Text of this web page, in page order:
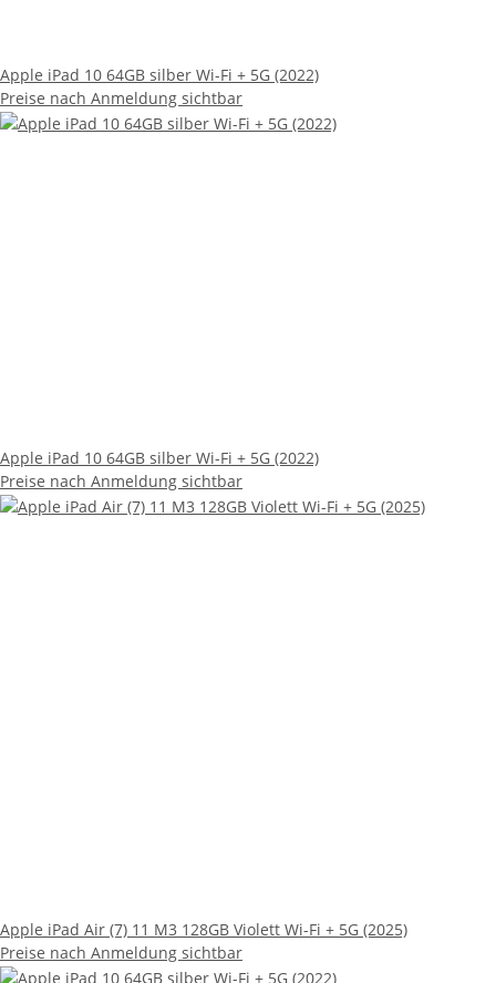
Apple iPad 10 64GB silber Wi-Fi + 5G (2022)
Preise nach Anmeldung sichtbar
Apple iPad 10 64GB silber Wi-Fi + 5G (2022)
Preise nach Anmeldung sichtbar
Apple iPad Air (7) 11 M3 128GB Violett Wi-Fi + 5G (2025)
Preise nach Anmeldung sichtbar